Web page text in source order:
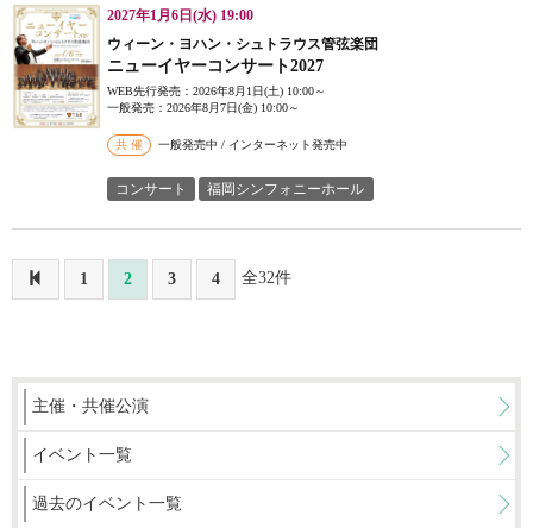
2027年1月6日(水) 19:00
ウィーン・ヨハン・シュトラウス管弦楽団
ニューイヤーコンサート2027
WEB先行発売：2026年8月1日(土) 10:00～
一般発売：2026年8月7日(金) 10:00～
共 催 一般発売中 / インターネット発売中
コンサート 福岡シンフォニーホール
1 2 3 4 全32件
主催・共催公演
イベント一覧
過去のイベント一覧